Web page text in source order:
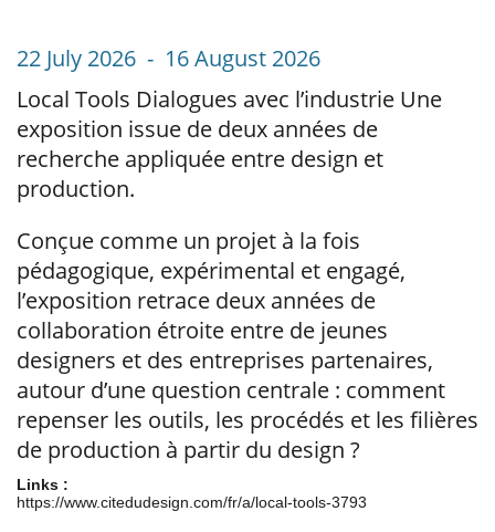
22 July 2026 - 16 August 2026
Local Tools Dialogues avec l’industrie Une
exposition issue de deux années de
recherche appliquée entre design et
production.
Conçue comme un projet à la fois
pédagogique, expérimental et engagé,
l’exposition retrace deux années de
collaboration étroite entre de jeunes
designers et des entreprises partenaires,
autour d’une question centrale : comment
repenser les outils, les procédés et les filières
de production à partir du design ?
Links :
https://www.citedudesign.com/fr/a/local-tools-3793